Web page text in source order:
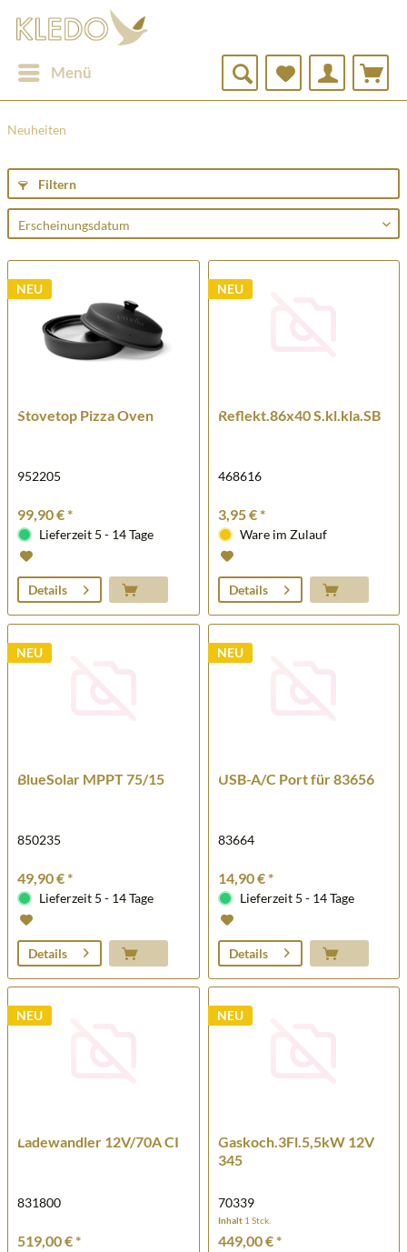
Menü
Neuheiten
Filtern
NEU
Stovetop Pizza Oven
952205
99,90 € *
Lieferzeit 5 - 14 Tage
Details
NEU
Reflekt.86x40 S.kl.kla.SB
468616
3,95 € *
Ware im Zulauf
Details
NEU
BlueSolar MPPT 75/15
850235
49,90 € *
Lieferzeit 5 - 14 Tage
Details
NEU
USB-A/C Port für 83656
83664
14,90 € *
Lieferzeit 5 - 14 Tage
Details
NEU
Ladewandler 12V/70A CI
831800
519,00 € *
NEU
Gaskoch.3Fl.5,5kW 12V
345
70339
Inhalt 1 Stck.
449,00 € *